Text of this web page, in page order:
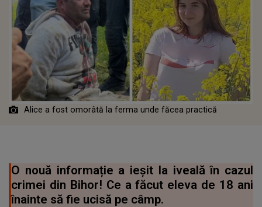
Alice a fost omorâtă la ferma unde făcea practică
O nouă informație a ieșit la iveală în cazul
crimei din Bihor! Ce a făcut eleva de 18 ani
înainte să fie ucisă pe câmp.